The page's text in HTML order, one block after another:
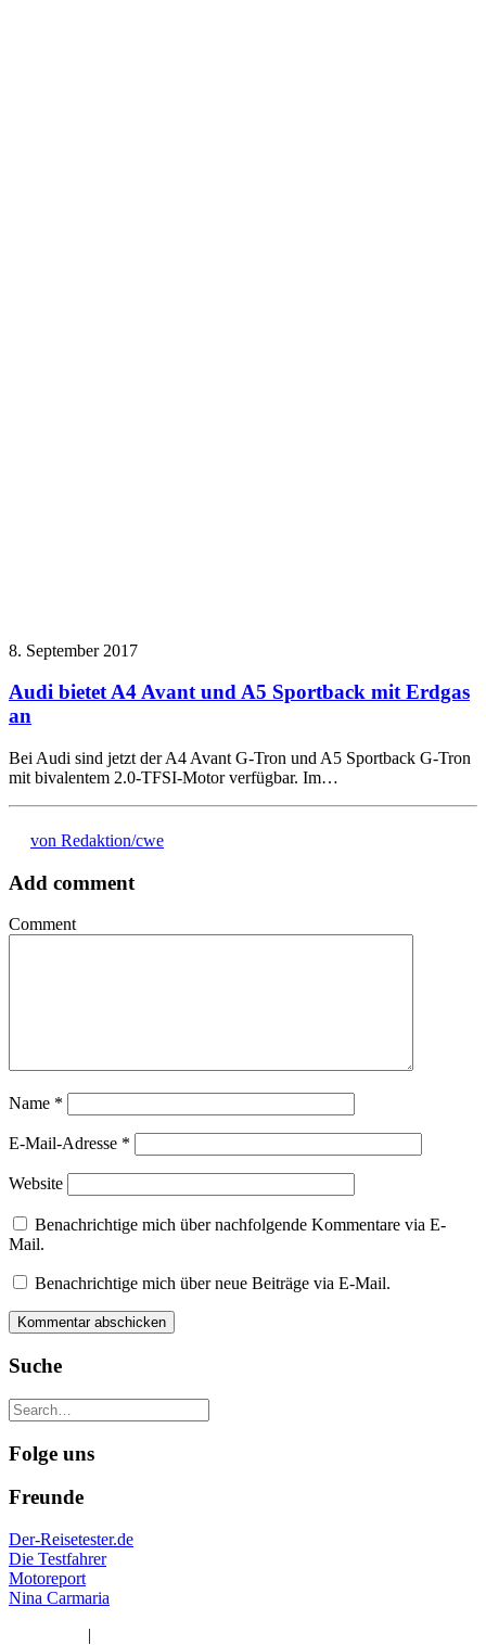
8. September 2017
Audi bietet A4 Avant und A5 Sportback mit Erdgas
an
Bei Audi sind jetzt der A4 Avant G-Tron und A5 Sportback G-Tron
mit bivalentem 2.0-TFSI-Motor verfügbar. Im…
von Redaktion/cwe
Add comment
Comment
Name *
E-Mail-Adresse *
Website
Benachrichtige mich über nachfolgende Kommentare via E-
Mail.
Benachrichtige mich über neue Beiträge via E-Mail.
Suche
Folge uns
Freunde
Der-Reisetester.de
Die Testfahrer
Motoreport
Nina Carmaria
|